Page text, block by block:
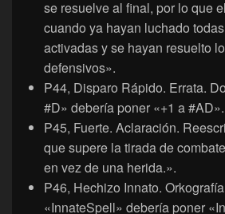
se resuelve al final, por lo que
cuando ya hayan luchado
activadas y se hayan resuelto
defensivos».
P44, Disparo Rápido. Errata.
#D» debería poner «+1 a #AD».
P45, Fuerte. Aclaración.
que supere la tirada de
en vez de una herida.».
P46, Hechizo Innato.
«InnateSpell» debería poner